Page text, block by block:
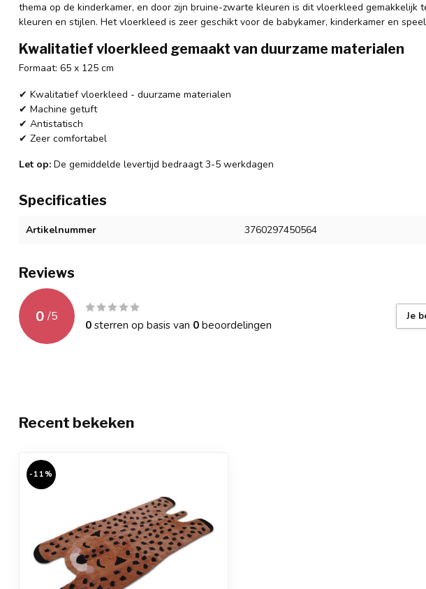
thema op de kinderkamer, en door zijn bruine-zwarte kleuren is dit vloerkleed gemakkelijk
kleuren en stijlen. Het vloerkleed is zeer geschikt voor de babykamer, kinderkamer en
Kwalitatief vloerkleed gemaakt van duurzame materialen
Formaat: 65 x 125 cm
✔ Kwalitatief vloerkleed - duurzame materialen
✔ Machine getuft
✔ Antistatisch
✔ Zeer comfortabel
Let op: De gemiddelde levertijd bedraagt 3-5 werkdagen
Specificaties
Artikelnummer 3760297450564
Reviews
0 /5
0sterren op basis van 0beoordelingen
Je
Recent bekeken
-11%